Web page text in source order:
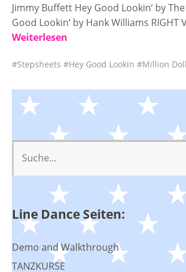
Jimmy Buffett Hey Good Lookin‘ by
Good Lookin‘ by Hank Williams RIGHT
Weiterlesen
Stepsheets Hey Good Lookin Million
Line Dance Seiten:
Demo and Walkthrough
TANZKURSE